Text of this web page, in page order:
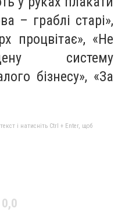
– граблі старі»,
процвітає», «Не
систему
бізнесу», «За
і натисніть Ctrl + Enter, щоб
0,0